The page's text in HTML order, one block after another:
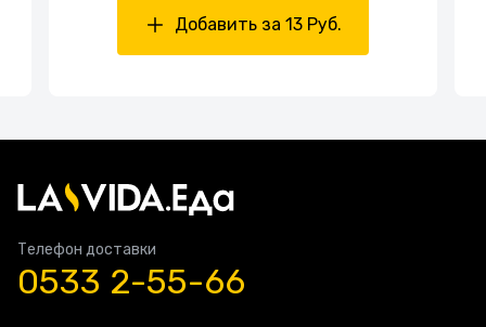
Добавить за 13 Руб.
Телефон доставки
0533 2-55-66